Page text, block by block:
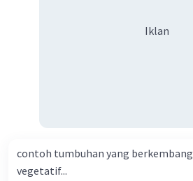
Iklan
contoh tumbuhan yang
vegetatif...